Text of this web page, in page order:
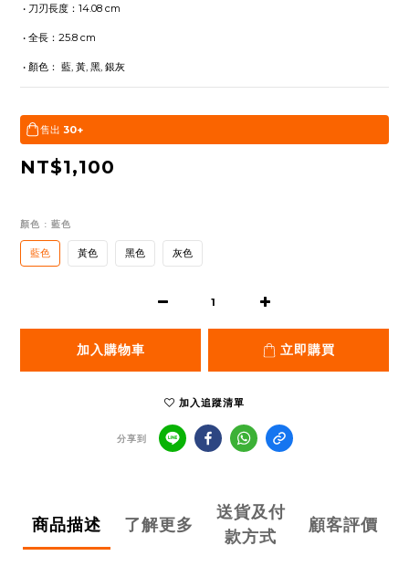
• 刀刃長度：14.08 cm
• 全長：25.8 cm
• 顏色： 藍, 黃, 黑, 銀灰
售出 30+
NT$1,100
顏色 : 藍色
藍色 黃色 黑色 灰色
加入購物車 立即購買
加入追蹤清單
分享到
商品描述 了解更多
送貨及付
款方式
顧客評價